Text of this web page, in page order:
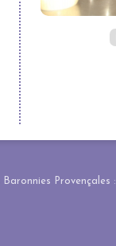
Baronnies Provençales :